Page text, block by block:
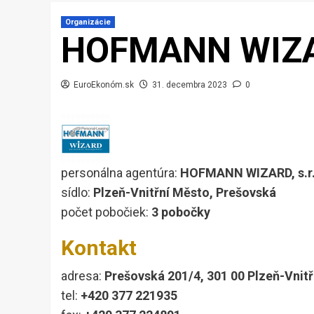
Organizácie
HOFMANN
EuroEkonóm.sk 31. decembra 2023 0
personálna agentúra: HOFMANN WIZARD,
sídlo: Plzeň-Vnitřní Město, Prešovská
počet pobočiek: 3 pobočky
Kontakt
adresa: Prešovská 201/4, 301 00 Plzeň-
tel: +420 377 221935